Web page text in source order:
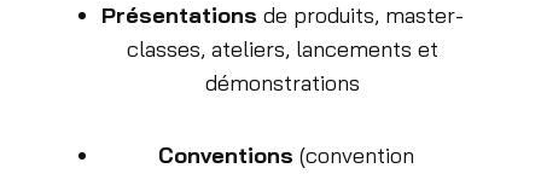
Présentations de produits, master-
classes, ateliers, lancements et
démonstrations
Conventions (convention